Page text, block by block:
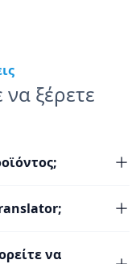
ξέρετε
να